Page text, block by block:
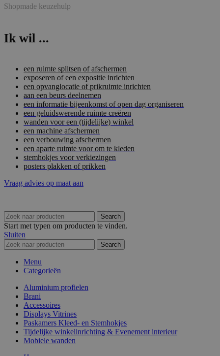
Shopmade keuzehulp
Ik wil ...
een ruimte splitsen of afschermen
exposeren of een expositie inrichten
een opvanglocatie of prikruimte inrichten
aan een beurs deelnemen
een informatie bijeenkomst of open dag organiseren
een geluidswerende ruimte creëren
wanden voor een (tijdelijke) winkel
een machine afschermen
een verbouwing afschermen
een aparte ruimte voor om te kleden
stemhokjes voor verkiezingen
posters plakken of prikken
Vraag advies op maat aan
Search
Start met typen om producten te vinden.
Sluiten
Search
Menu
Categorieën
Aluminium profielen
Brani
Accessoires
Displays Vitrines
Paskamers Kleed- en Stemhokjes
Tijdelijke winkelinrichting & Evenement interieur
Mobiele wanden